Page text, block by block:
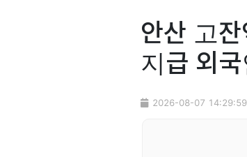
안산 고
지급 외
2026-08-07 14:29:59